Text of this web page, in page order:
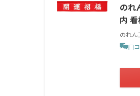
のれ
内
のれん
口